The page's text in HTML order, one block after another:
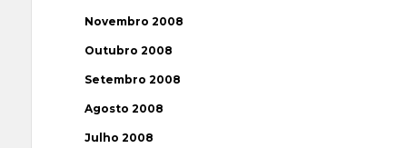
Novembro 2008
Outubro 2008
Setembro 2008
Agosto 2008
Julho 2008